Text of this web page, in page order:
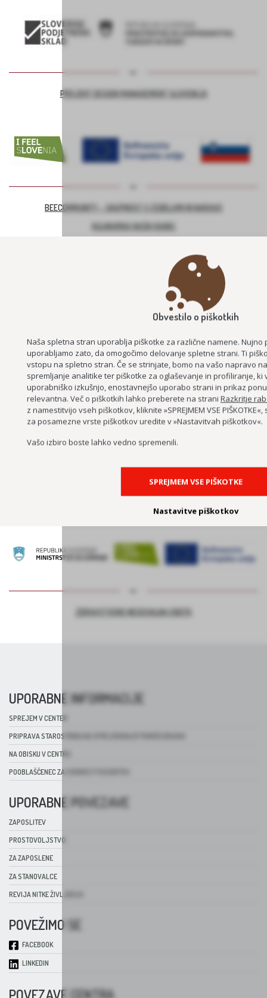
PROJEKT DESIGN MANAGEMENT SLOVENIJA
BEECOMMUNITY – SKUPNOST S ČEBELAMI IN NARAVO
KULINARIKA NAŠIH BABIC
LAHKO BRANJE ZA BISTRI UM
PODPORA PODJETJEM ZA PODALJŠEVANJE DELOVNE AKTIVNOSTI –
PROJEKT ASI+
ZDRAVSTVENO NEGOVALNA ENOTA
UPORABNE INFORMACIJE
SPREJEM V CENTER
PRIPRAVA STAROSTNIKA NA SPREJEMANJE POMOČI DRUGIH
NA OBISKU V CENTRU
POOBLAŠČENEC ZA VARNOST PACIENTOV
UPORABNE POVEZAVE
ZAPOSLITEV
PROSTOVOLJSTVO
ZA ZAPOSLENE
ZA STANOVALCE
REVIJA NITKE ŽIVLJENJA
POVEŽIMO SE
FACEBOOK
LINKEDIN
POVEZAVE CENTRA
Obvestilo o piškotkih
Naša spletna stran uporablja piškotke za različne namene. Nujno
uporabljamo zato, da omogočimo delovanje spletne strani. Ti
vstopu na spletno stran. Če se strinjate, bomo na vašo napravo
spremljanje analitike ter piškotke za oglaševanje in profiliranje, ki
uporabniško izkušnjo, enostavnejšo uporabo strani in prikaz
relevantna. Več o piškotkih lahko preberete na strani Razkritje
z namestitvijo vseh piškotkov, kliknite »SPREJMEM VSE
za posamezne vrste piškotkov uredite v »Nastavitvah piškotkov«.
Vašo izbiro boste lahko vedno spremenili.
SPREJMEM VSE PIŠKOTKE
Nastavitve piškotkov